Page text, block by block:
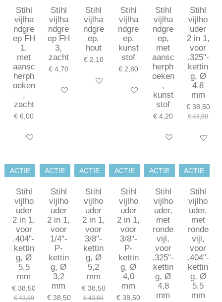
Stihl
vijlha
ndgre
ep FH
1,
met
aansc
herph
oeken
,
zacht
€ 6,00
In winkelwagen
Stihl
vijlha
ndgre
ep FH
3,
zacht
€ 4,70
In winkelwagen
Stihl
vijlha
ndgre
ep,
hout
€ 2,10
In winkelwagen
Stihl
vijlha
ndgre
ep,
kunst
stof
€ 2,80
In winkelwagen
Stihl
vijlha
ndgre
ep,
met
aansc
herph
oeken
,
kunst
stof
€ 4,20
In winkelwagen
Stihl
vijlho
uder
2 in 1,
voor
.325"-
kettin
g, Ø
4,8
mm
€ 38,50
€ 43,60
In
ACTIE
Stihl
vijlho
uder
2 in 1,
voor
.404"-
kettin
g, Ø
5,5
mm
€ 38,50
€ 43,60
ACTIE
Stihl
vijlho
uder
2 in 1,
voor
1/4"-
P-
kettin
g, Ø
3,2
mm
€ 38,50
ACTIE
Stihl
vijlho
uder
2 in 1,
voor
3/8"-
kettin
g, Ø
5,2
mm
€ 38,50
€ 43,60
ACTIE
Stihl
vijlho
uder
2 in 1,
voor
3/8"-
P-
kettin
g, Ø
4,0
mm
€ 38,50
ACTIE
Stihl
vijlho
uder,
met
ronde
vijl,
voor
.325"-
kettin
g, Ø
4,8
mm
ACTIE
Stihl
vijlho
uder,
met
ronde
vijl,
voor
.404"-
kettin
g, Ø
5,5
mm